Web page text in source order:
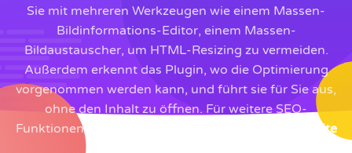
Sie mit mehreren Werkzeugen wie einem Massen-
Bildinformations-Editor, einem Massen-
Bildaustauscher, um HTML-Resizing zu vermeiden.
Außerdem erkennt das Plugin, wo die Optimierung
vorgenommen werden kann, und führt sie für Sie aus,
ohne den Inhalt zu öffnen. Für weitere SEO-
Funktionen kehren Sie zurück zu
WP META SEO Seite